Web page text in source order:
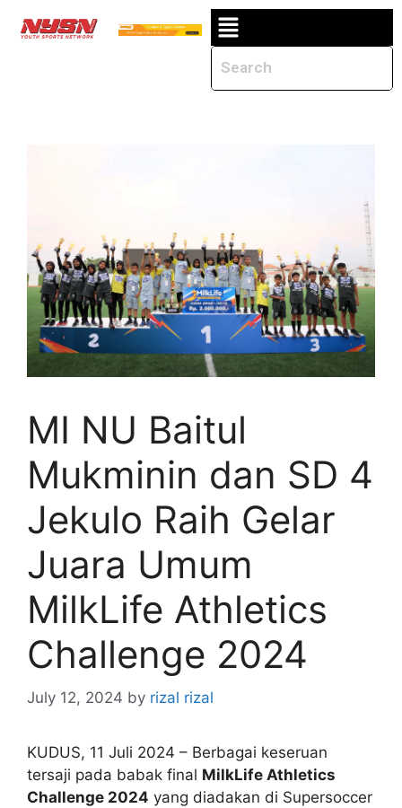
MI NU Baitul
Mukminin dan SD 4
Jekulo Raih Gelar
Juara Umum
MilkLife Athletics
Challenge 2024
July 12, 2024 by rizal rizal
KUDUS, 11 Juli 2024 – Berbagai keseruan
tersaji pada babak final MilkLife Athletics
Challenge 2024 yang diadakan di Supersoccer